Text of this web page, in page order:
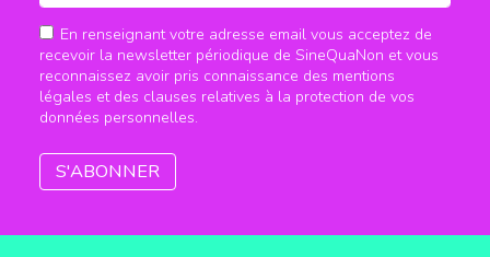
En renseignant votre adresse email vous acceptez de
recevoir la newsletter périodique de SineQuaNon et vous
reconnaissez avoir pris connaissance des mentions
légales et des clauses relatives à la protection de vos
données personnelles.